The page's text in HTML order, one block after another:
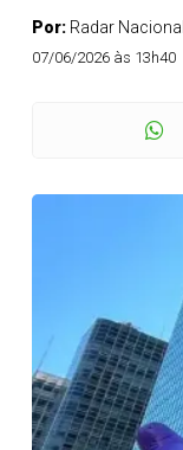
Por: Radar Nacional
07/06/2026 às 13h40